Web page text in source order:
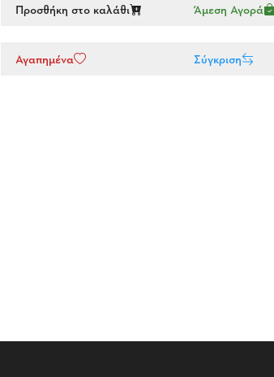
Προσθήκη στο καλάθι Άμεση Αγορά
Αγαπημένα Σύγκριση